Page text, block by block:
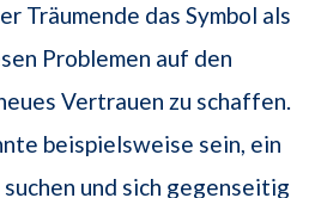
Träumende das Symbol als
Problemen auf den
Vertrauen zu schaffen.
beispielsweise sein, ein
und sich gegenseitig